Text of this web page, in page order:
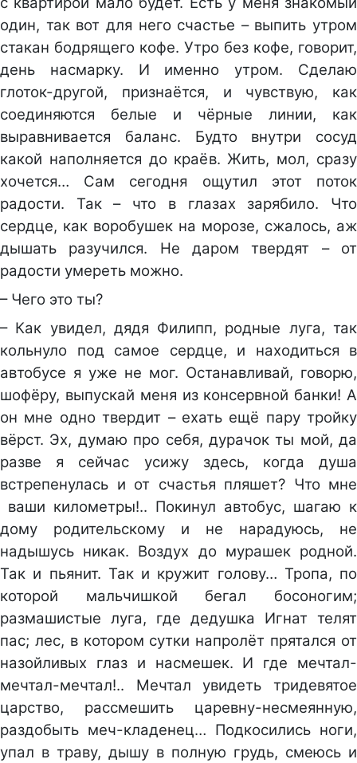
один, так вот для него счастье – выпить утром
стакан бодрящего кофе. Утро без кофе, говорит,
день насмарку. И именно утром. Сделаю
глоток-другой, признаётся, и чувствую, как
соединяются белые и чёрные линии, как
выравнивается баланс. Будто внутри сосуд
какой наполняется до краёв. Жить, мол, сразу
хочется… Сам сегодня ощутил этот поток
радости. Так – что в глазах зарябило. Что
сердце, как воробушек на морозе, сжалось, аж
дышать разучился. Не даром твердят – от
радости умереть можно.
– Чего это ты?
– Как увидел, дядя Филипп, родные луга, так
кольнуло под самое сердце, и находиться в
автобусе я уже не мог. Останавливай, говорю,
шофёру, выпускай меня из консервной банки! А
он мне одно твердит – ехать ещё пару тройку
вёрст. Эх, думаю про себя, дурачок ты мой, да
разве я сейчас усижу здесь, когда душа
встрепенулась и от счастья пляшет? Что мне
ваши километры!.. Покинул автобус, шагаю к
дому родительскому и не нарадуюсь, не
надышусь никак. Воздух до мурашек родной.
Так и пьянит. Так и кружит голову… Тропа, по
которой мальчишкой бегал босоногим;
размашистые луга, где дедушка Игнат телят
пас; лес, в котором сутки напролёт прятался от
назойливых глаз и насмешек. И где мечтал-
мечтал-мечтал!.. Мечтал увидеть тридевятое
царство, рассмешить царевну-несмеянную,
раздобыть меч-кладенец… Подкосились ноги,
упал в траву, дышу в полную грудь, смеюсь и